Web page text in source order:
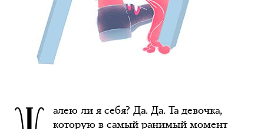
алею ли я себя? Да. Да. Та девочка,
которую в самый ранимый момент